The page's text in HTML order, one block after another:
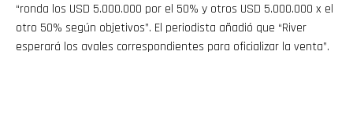
“ronda los USD 5.000.000 por el 50% y otros USD 5.000.000 x el
otro 50% según objetivos”. El periodista añadió que “River
esperará los avales correspondientes para oficializar la venta”.